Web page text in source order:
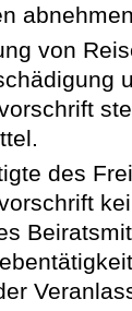
von
des